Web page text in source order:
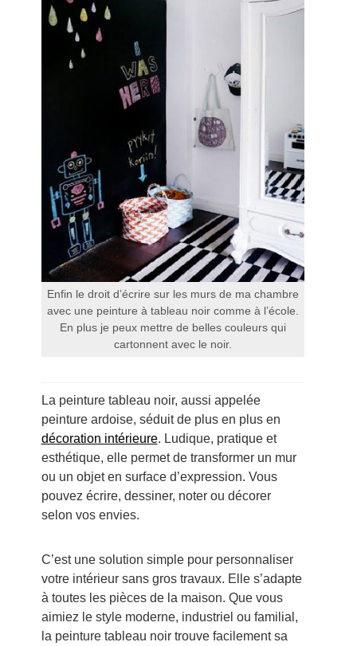
Enfin le droit d’écrire sur les murs de ma chambre
avec une peinture à tableau noir comme à l’école.
En plus je peux mettre de belles couleurs qui
cartonnent avec le noir.
La peinture tableau noir, aussi appelée
peinture ardoise, séduit de plus en plus en
décoration intérieure. Ludique, pratique et
esthétique, elle permet de transformer un mur
ou un objet en surface d’expression. Vous
pouvez écrire, dessiner, noter ou décorer
selon vos envies.
C’est une solution simple pour personnaliser
votre intérieur sans gros travaux. Elle s’adapte
à toutes les pièces de la maison. Que vous
aimiez le style moderne, industriel ou familial,
la peinture tableau noir trouve facilement sa